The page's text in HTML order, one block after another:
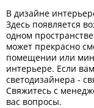
В дизайне
Здесь появляется
одном
может прекрасно
помещении или
интерьере. Если
светодизайнера -
Свяжитесь с
вас вопросы.